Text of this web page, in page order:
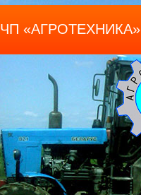
ЧП «АГРОТЕХНИКА»